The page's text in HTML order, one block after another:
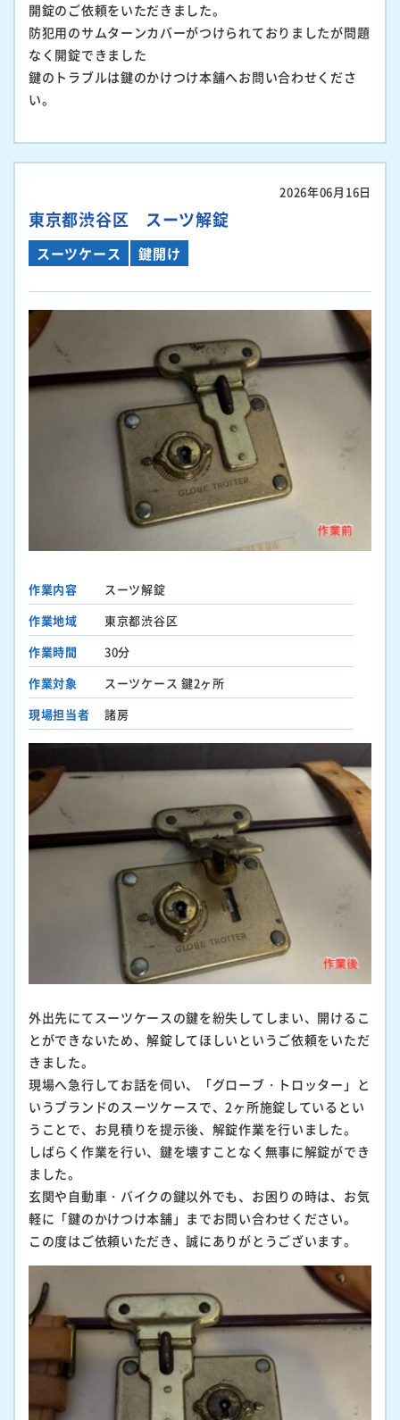
開錠のご依頼をいただきました。
防犯用のサムターンカバーがつけられておりましたが問題
なく開錠できました
鍵のトラブルは鍵のかけつけ本舗へお問い合わせくださ
い。
2026年06月16日
東京都渋谷区 スーツ解錠
スーツケース 鍵開け
作業内容
スーツ解錠
作業地域
東京都渋谷区
作業時間
30分
作業対象
スーツケース 鍵2ヶ所
現場担当者
諸房
外出先にてスーツケースの鍵を紛失してしまい、開けるこ
とができないため、解錠してほしいというご依頼をいただ
きました。
現場へ急行してお話を伺い、「グローブ・トロッター」と
いうブランドのスーツケースで、2ヶ所施錠しているとい
うことで、お見積りを提示後、解錠作業を行いました。
しばらく作業を行い、鍵を壊すことなく無事に解錠ができ
ました。
玄関や自動車・バイクの鍵以外でも、お困りの時は、お気
軽に「鍵のかけつけ本舗」までお問い合わせください。
この度はご依頼いただき、誠にありがとうございます。